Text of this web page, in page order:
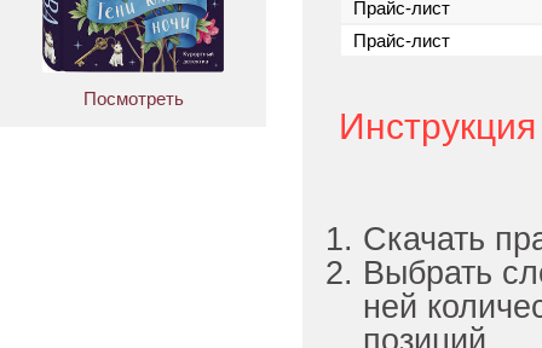
Посмотреть
Прайс-лист
Прайс-лист
Скачать
Выбрать
ней
позиций